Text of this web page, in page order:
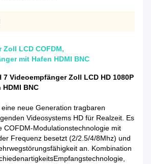
Zoll LCD COFDM,
mit Hafen HDMI BNC
7 Videoempfänger Zoll LCD HD 1080P
HDMI BNC
neue Generation tragbaren
Videosystems HD für Realzeit. Es
COFDM-Modulationstechnologie mit
Frequenz besetzt (2/2.5/4/8Mhz) und
an. Kombination